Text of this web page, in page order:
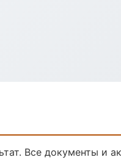
Все документы и